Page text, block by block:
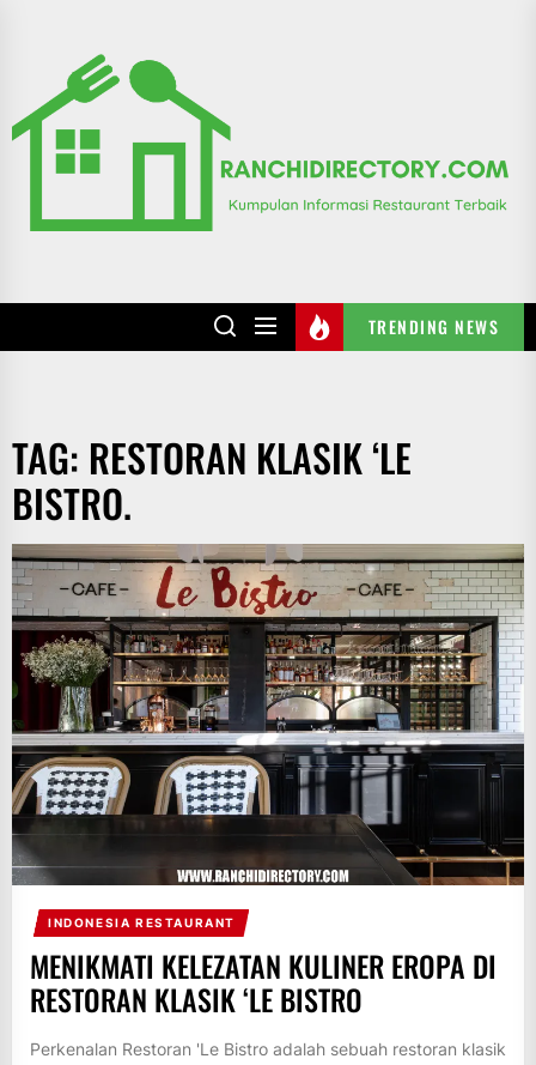
content
TRENDING NEWS
TAG: RESTORAN KLASIK ‘LE
BISTRO.
INDONESIA RESTAURANT
MENIKMATI KELEZATAN KULINER EROPA DI
RESTORAN KLASIK ‘LE BISTRO
Perkenalan Restoran 'Le Bistro adalah sebuah restoran klasik